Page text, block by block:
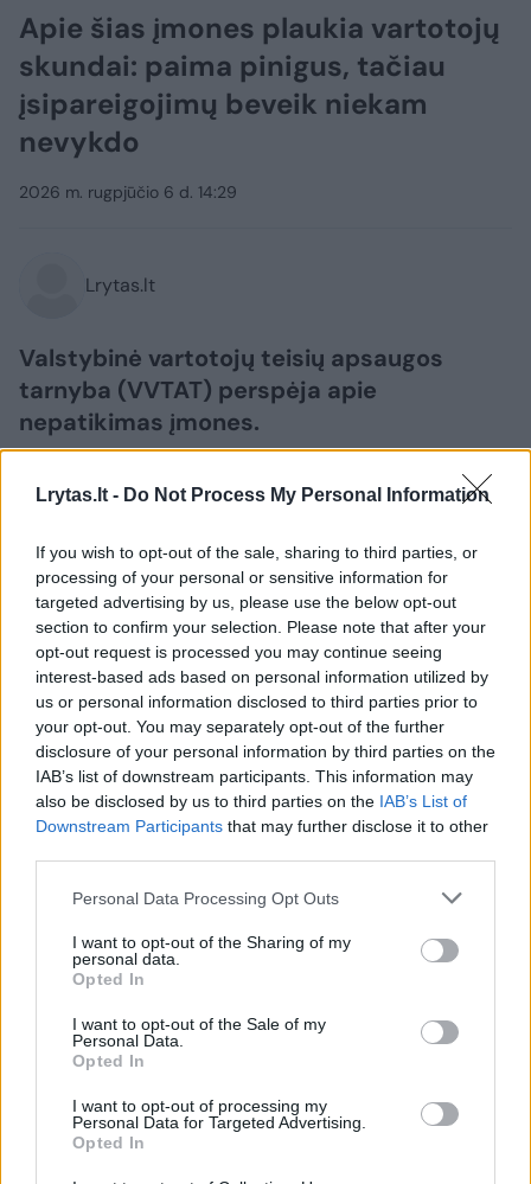
Lrytas.lt - Do Not Process My Personal Information
If you wish to opt-out of the sale, sharing to third parties, or
processing of your personal or sensitive information for
targeted advertising by us, please use the below opt-out
section to confirm your selection. Please note that after your
opt-out request is processed you may continue seeing
interest-based ads based on personal information utilized by
us or personal information disclosed to third parties prior to
your opt-out. You may separately opt-out of the further
disclosure of your personal information by third parties on the
IAB’s list of downstream participants. This information may
also be disclosed by us to third parties on the IAB’s List of
Downstream Participants that may further disclose it to other
Personal Data Processing Opt Outs
I want to opt-out of the Sharing of my
personal data.
Opted In
I want to opt-out of the Sale of my
Personal Data.
Opted In
I want to opt-out of processing my
Personal Data for Targeted Advertising.
Opted In
Apie šias įmones plaukia vartotojų
skundai: paima pinigus, tačiau
įsipareigojimų beveik niekam
nevykdo
2026 m. rugpjūčio 6 d. 14:29
Lrytas.lt
Valstybinė vartotojų teisių apsaugos
tarnyba (VVTAT) perspėja apie
nepatikimas įmones.
Daugiau nuotraukų (1)
VVTAT sulaukia daug vartotojų kreipimųsi dėl
UAB „BD Logistics“.
Kaip nurodoma feisbuko paskyroje, šios
įmonės sudaro sutartis, priima apmokėjimus,
tačiau daugeliu atvejų savo įsipareigojimų
neįvykdo. Liepos pabaigoje klientams buvo
pranešta, kad įmonės tapo nemokios ir ketina